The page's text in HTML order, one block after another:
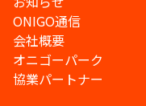
ONIGO通信
会社概要
オニゴーパーク
協業パートナー